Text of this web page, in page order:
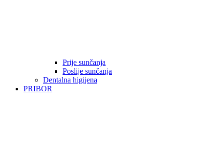
Prije sunčanja
Poslije sunčanja
Dentalna higijena
PRIBOR